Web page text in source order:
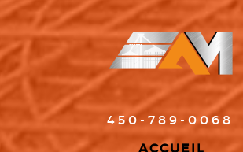
450-789-0068
ACCUEIL